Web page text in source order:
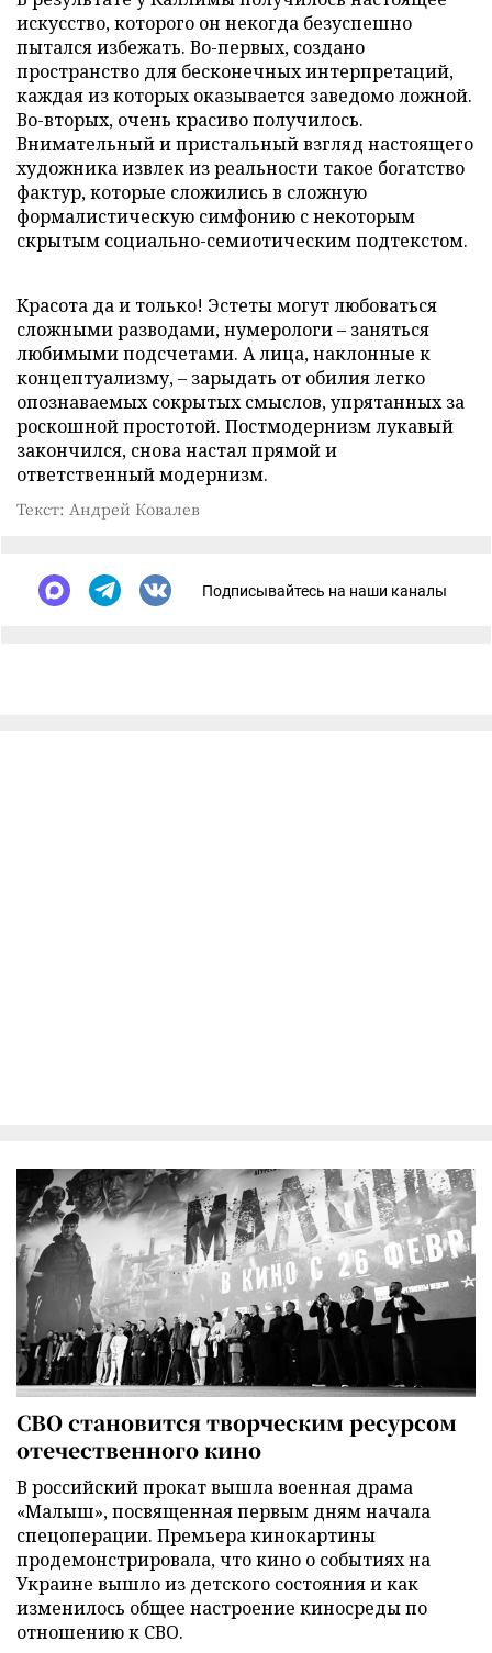
искусство, которого он некогда безуспешно
пытался избежать. Во-первых, создано
пространство для бесконечных интерпретаций,
каждая из которых оказывается заведомо ложной.
Во-вторых, очень красиво получилось.
Внимательный и пристальный взгляд настоящего
художника извлек из реальности такое богатство
фактур, которые сложились в сложную
формалистическую симфонию с некоторым
скрытым социально-семиотическим подтекстом.
Красота да и только! Эстеты могут любоваться
сложными разводами, нумерологи – заняться
любимыми подсчетами. А лица, наклонные к
концептуализму, – зарыдать от обилия легко
опознаваемых сокрытых смыслов, упрятанных за
роскошной простотой. Постмодернизм лукавый
закончился, снова настал прямой и
ответственный модернизм.
Текст: Андрей Ковалев
Подписывайтесь на наши каналы
СВО становится творческим ресурсом
отечественного кино
В российский прокат вышла военная драма
«Малыш», посвященная первым дням начала
спецоперации. Премьера кинокартины
продемонстрировала, что кино о событиях на
Украине вышло из детского состояния и как
изменилось общее настроение киносреды по
отношению к СВО.